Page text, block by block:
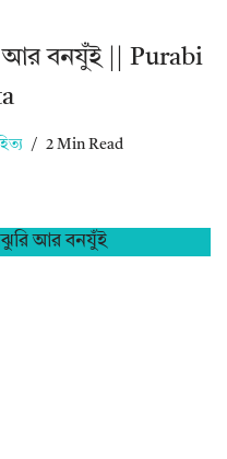
আর বনযুঁই || Purabi
2 Min Read
আর বনযুঁই